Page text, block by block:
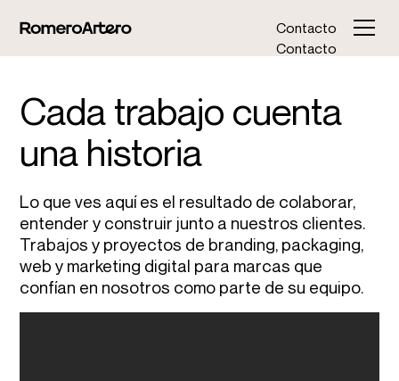
Contacto
Contacto
Cada trabajo cuenta
una historia
Lo que ves aquí es el resultado de colaborar,
entender y construir junto a nuestros clientes.
Trabajos y proyectos de branding, packaging,
web y marketing digital para marcas que
confían en nosotros como parte de su equipo.